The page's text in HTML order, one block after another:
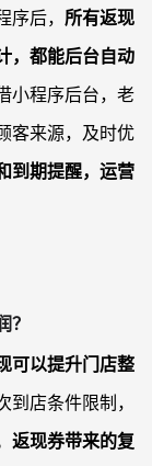
后， 所有返现
，都能后台自动
小程序后台，老
客来源，及时优
到期提醒，运营
？
可以提升门店整
店条件限制，
返现券带来的复